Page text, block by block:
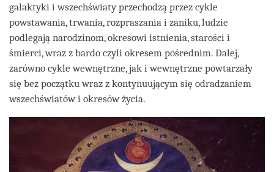
galaktyki i wszechświaty przechodzą przez cykle
powstawania, trwania, rozpraszania i zaniku, ludzie
podlegają narodzinom, okresowi istnienia, starości i
śmierci, wraz z bardo czyli okresem pośrednim. Dalej,
zarówno cykle wewnętrzne, jak i wewnętrzne powtarzały
się bez początku wraz z kontynuującym się odradzaniem
wszechświatów i okresów życia.